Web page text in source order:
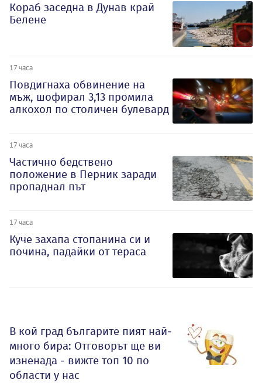
Кораб заседна в Дунав край
Белене
17 часа
Повдигнаха обвинение на
мъж, шофирал 3,13 промила
алкохол по столичен булевард
17 часа
Частично бедствено
положение в Перник заради
пропаднал път
17 часа
Куче захапа стопанина си и
почина, падайки от тераса
В кой град българите пият най-
много бира: Отговорът ще ви
изненада - вижте топ 10 по
области у нас